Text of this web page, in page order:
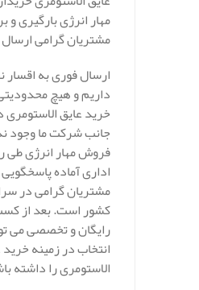
مهار انرژی بارگیری و
مشتریان گرامی
ارسال فوری به اقسار
داریم و هیچ
خرید عایق
جانب شرکت ما وجود
فروش مهار انرژی طی
اداری آماده
مشتریان گرامی در
کشور است. بعد از
رایگان و تخصصی می
انتخاب در زمینه
الاستومری را داشته